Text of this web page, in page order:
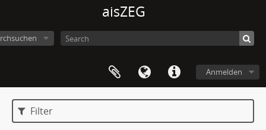
aisZEG
Anmelden
Filter